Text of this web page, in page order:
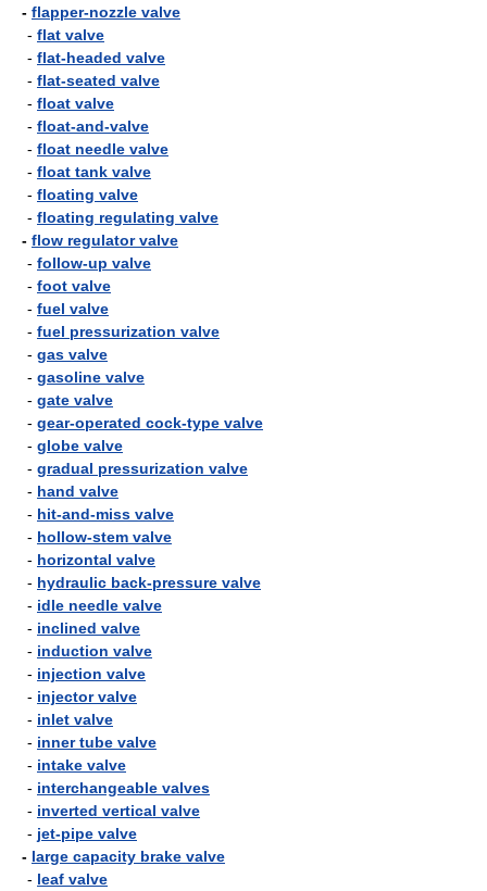
- flapper-nozzle valve
- flat valve
- flat-headed valve
- flat-seated valve
- float valve
- float-and-valve
- float needle valve
- float tank valve
- floating valve
- floating regulating valve
- flow regulator valve
- follow-up valve
- foot valve
- fuel valve
- fuel pressurization valve
- gas valve
- gasoline valve
- gate valve
- gear-operated cock-type valve
- globe valve
- gradual pressurization valve
- hand valve
- hit-and-miss valve
- hollow-stem valve
- horizontal valve
- hydraulic back-pressure valve
- idle needle valve
- inclined valve
- induction valve
- injection valve
- injector valve
- inlet valve
- inner tube valve
- intake valve
- interchangeable valves
- inverted vertical valve
- jet-pipe valve
- large capacity brake valve
- leaf valve